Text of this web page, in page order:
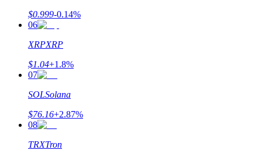
خنزير الطاقة
احصل على مكافآت تنافسية يوميًا
$0.999-0.14%
06
XRPXRP
$1.04+1.8%
07
SOLSolana
$76.16+2.87%
08
TRXTron